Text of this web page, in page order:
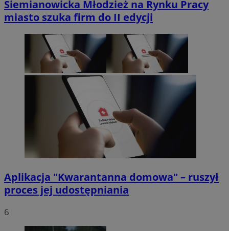
Siemianowicka Młodzież na Rynku Pracy
miasto szuka firm do II edycji
Aplikacja "Kwarantanna domowa" – ruszył
proces jej udostępniania
6